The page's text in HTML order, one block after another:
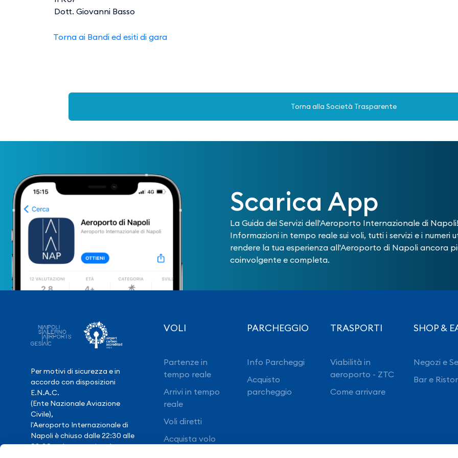
Dott. Giovanni Basso
Torna ai Bandi ed esiti di gara
Torna alla Società Trasparente
Scarica App
La Guida dei Servizi dell'Aeroporto Internazionale di
Informazioni in tempo reale sui voli, tutti i servizi e i numeri
rendere la tua esperienza all'Aeroporto di Napoli ancora
coinvolgente e completa.
Per motivi di sicurezza e in
accordo con disposizioni
E.N.A.C.
(Ente Nazionale Aviazione
Civile),
l'Aeroporto Internazionale di
Napoli è chiuso dalle 22:30 alle
03:30, salvo eccezionale
VOLI
Partenze in
tempo reale
Arrivi in tempo
reale
Voli diretti
Acquista volo
PARCHEGGIO
Info Parcheggi
Acquisto
parcheggio
TRASPORTI
Viabilità in
aeroporto - ZTC
Come arrivare
SHOP &
Negozi e
Bar e